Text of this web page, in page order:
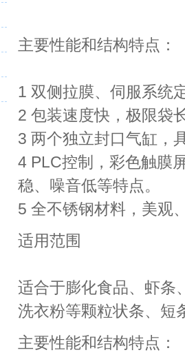
主要性能和结构特点：
1 双侧拉膜、伺服系统
2 包装速度快，极限袋
3 两个独立封口气缸，
4 PLC控制，彩色触膜
稳、噪音低等特点。
5 全不锈钢材料，美观
适用范围
适合于膨化食品、虾条
洗衣粉等颗粒状条、短
主要性能和结构特点：